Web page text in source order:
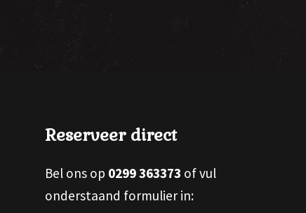
Reserveer direct
Bel ons op 0299 363373 of vul
onderstaand formulier in: